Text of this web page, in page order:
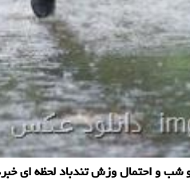
و احتمال وزش تندباد لحظه ای